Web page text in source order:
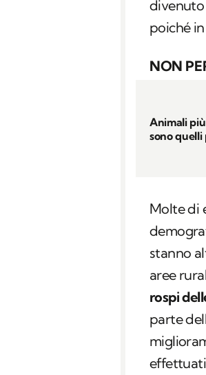
divenuto
poiché
NON
Animali
sono
Molte di
stanno
aree
rospi
parte